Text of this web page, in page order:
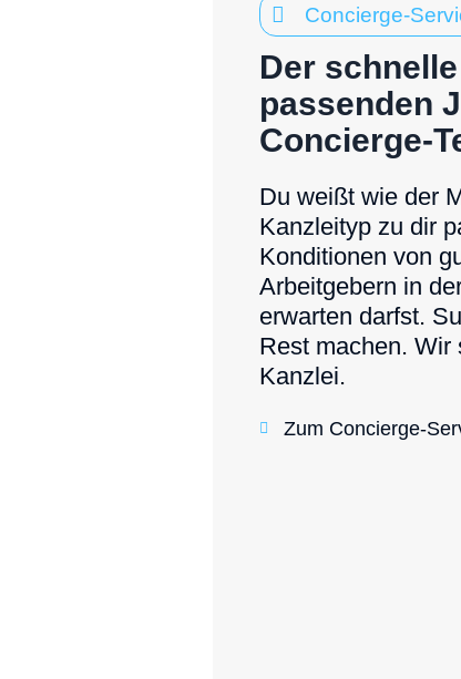
Concierge-
Der
passenden
Concierge-
Du weißt wie der
Kanzleityp zu dir
Konditionen von
Arbeitgebern in
erwarten darfst.
Rest machen. Wir
Kanzlei.
Zum Concierge-